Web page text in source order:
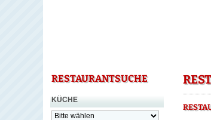
RESTAURANTSUCHE
KÜCHE